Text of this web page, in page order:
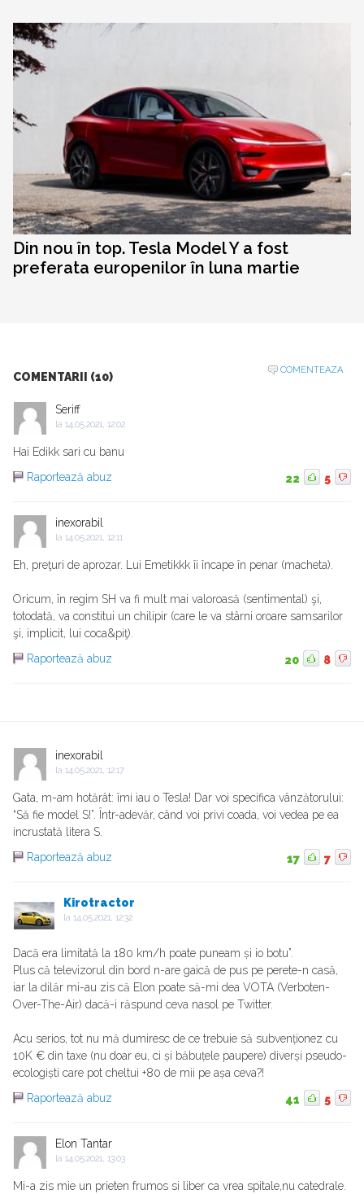
Din nou în top. Tesla Model Y a fost
preferata europenilor în luna martie
COMENTARII (10)
COMENTEAZA
Seriff
la 14.05.2021, 12:02
Hai Edikk sari cu banu
Raportează abuz
22 5
inexorabil
la 14.05.2021, 12:11
Eh, preţuri de aprozar. Lui Emetikkk îi încape în penar (macheta).
Oricum, în regim SH va fi mult mai valoroasă (sentimental) şi,
totodată, va constitui un chilipir (care le va stârni oroare samsarilor
şi, implicit, lui coca&piţ).
Raportează abuz
20 8
inexorabil
la 14.05.2021, 12:17
Gata, m-am hotărât: îmi iau o Tesla! Dar voi specifica vânzătorului:
“Să fie model S!”. Într-adevăr, când voi privi coada, voi vedea pe ea
incrustată litera S.
Raportează abuz
17 7
Kirotractor
la 14.05.2021, 12:32
Dacă era limitată la 180 km/h poate puneam și io botu”.
Plus că televizorul din bord n-are gaică de pus pe perete-n casă,
iar la dilăr mi-au zis că Elon poate să-mi dea VOTA (Verboten-
Over-The-Air) dacă-i răspund ceva nasol pe Twitter.
Acu serios, tot nu mă dumiresc de ce trebuie să subvenționez cu
10K € din taxe (nu doar eu, ci și băbuțele paupere) diverși pseudo-
ecologiști care pot cheltui +80 de mii pe așa ceva?!
Raportează abuz
41 5
Elon Tantar
la 14.05.2021, 13:03
Mi-a zis mie un prieten frumos si liber ca vrea spitale,nu catedrale.